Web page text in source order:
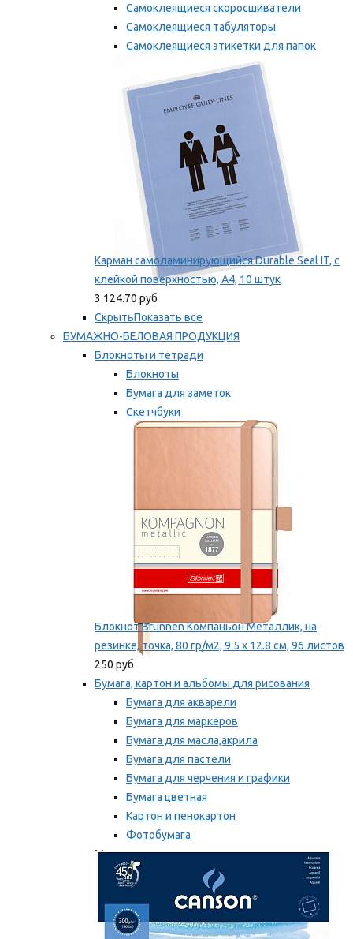
Самоклеящиеся скоросшиватели
Самоклеящиеся табуляторы
Самоклеящиеся этикетки для папок
Таблички для маркировки
Мы рекомендуем
Карман самоламинирующийся Durable Seal IT, с
клейкой поверхностью, A4, 10 штук
3 124.70 руб
СкрытьПоказать все
БУМАЖНО-БЕЛОВАЯ ПРОДУКЦИЯ
Блокноты и тетради
Блокноты
Бумага для заметок
Скетчбуки
Тетради
Блокнот Brunnen Компаньон Металлик, на
резинке, точка, 80 гр/м2, 9.5 х 12.8 см, 96 листов
250 руб
Бумага, картон и альбомы для рисования
Бумага для акварели
Бумага для маркеров
Бумага для масла,акрила
Бумага для пастели
Бумага для черчения и графики
Бумага цветная
Картон и пенокартон
Фотобумага
Мы рекомендуем